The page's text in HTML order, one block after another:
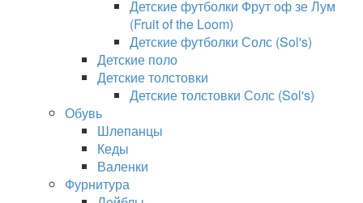
Детские футболки Фрут оф зе Лум
(Fruit of the Loom)
Детские футболки Солс (Sol's)
Детские поло
Детские толстовки
Детские толстовки Солс (Sol's)
Обувь
Шлепанцы
Кеды
Валенки
Фурнитура